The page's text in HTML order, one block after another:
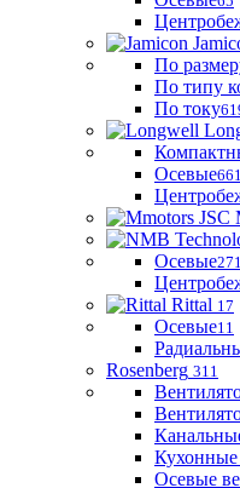
По
По типу
По току
Осевые661
Осевые
Rittal 17
Осевые11
Rosenberg 311
Кухонные
Осевые